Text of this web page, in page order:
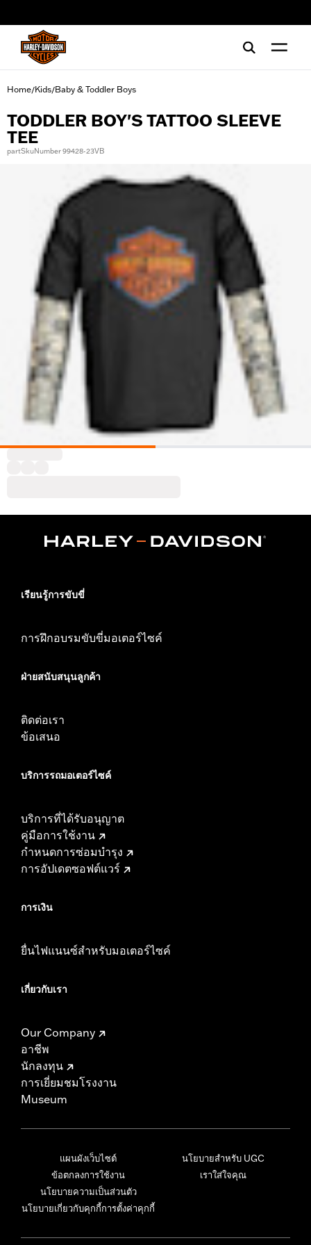
Home/Kids/Baby & Toddler Boys
TODDLER BOY'S TATTOO SLEEVE
TEE
partSkuNumber 99428-23VB
เรียนรู้การขับขี่
การฝึกอบรมขับขี่มอเตอร์ไซค์
ฝ่ายสนับสนุนลูกค้า
ติดต่อเรา
ข้อเสนอ
บริการรถมอเตอร์ไซค์​
บริการที่ได้รับอนุญาต
คู่มือการใช้งาน
กำหนดการซ่อมบำรุง
การอัปเดตซอฟต์แวร์
การเงิน
ยื่นไฟแนนซ์สำหรับมอเตอร์ไซค์
เกี่ยวกับเรา
Our Company
อาชีพ
นักลงทุน
การเยี่ยมชมโรงงาน
Museum
แผนผังเว็บไซต์
ข้อตกลงการใช้งาน
นโยบายความเป็นส่วนตัว
นโยบายเกี่ยวกับคุกกี้การตั้งค่าคุกกี้
นโยบายสำหรับ UGC
เราใส่ใจคุณ